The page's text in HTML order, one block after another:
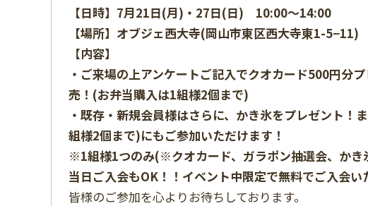
【日時】7月21日(月)・27日(日) 10:00～14:00
【場所】オブジェ西大寺(岡山市東区西大寺東1-5−11)
【内容】
・ご来場の上アンケートご記入でクオカード500円分
売！(お弁当購入は1組様2個まで)
・既存・新規会員様はさらに、かき氷をプレゼント
組様2個まで)にもご参加いただけます！
※1組様1つのみ(※クオカード、ガラポン抽選会、かき
当日ご入会もOK！！イベント中限定で無料でご入会い
皆様のご参加を心よりお待ちしております。